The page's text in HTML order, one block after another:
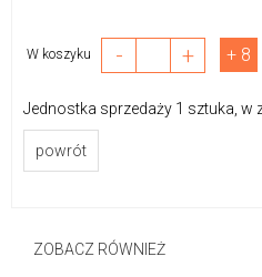
W koszyku - + + 8
Jednostka sprzedaży 1 sztuka, w
powrót
ZOBACZ RÓWNIEŻ